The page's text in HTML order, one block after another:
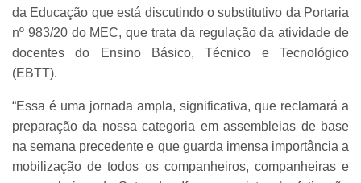
da Educação que está discutindo o substitutivo da Portaria
nº 983/20 do MEC, que trata da regulação da atividade de
docentes do Ensino Básico, Técnico e Tecnológico
(EBTT).
“Essa é uma jornada ampla, significativa, que reclamará a
preparação da nossa categoria em assembleias de base
na semana precedente e que guarda imensa importância a
mobilização de todos os companheiros, companheiras e